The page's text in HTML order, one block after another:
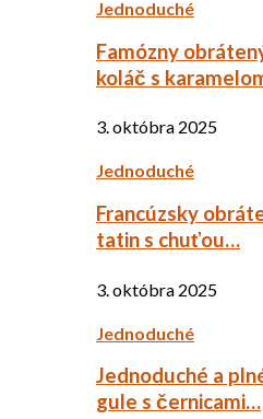
Jednoduché
Famózny
koláč s
3. októbra 2025
Jednoduché
Francúzsky
tatin s chuťou…
3. októbra 2025
Jednoduché
Jednoduché a
gule s černicami…